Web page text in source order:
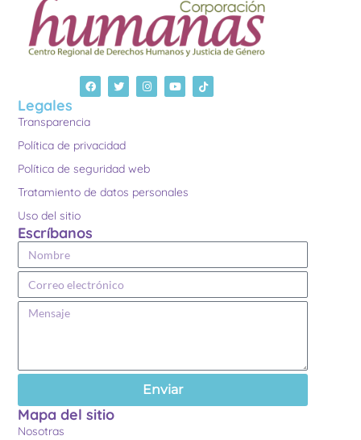
Legales
Transparencia
Política de privacidad
Política de seguridad web
Tratamiento de datos personales
Uso del sitio
Escríbanos
Enviar
Mapa del sitio
Nosotras